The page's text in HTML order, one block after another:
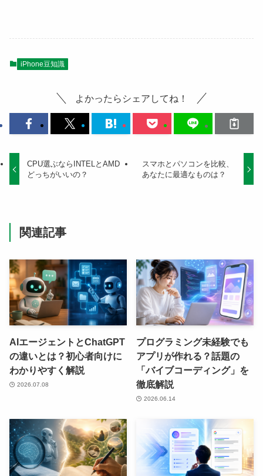
iPhone豆知識
よかったらシェアしてね！
CPU選ぶならINTELとAMD
どっちがいいの？
スマホとパソコンを比較、
あなたに最適なものは？
関連記事
AIエージェントとChatGPT
の違いとは？初心者向けに
わかりやすく解説
2026.07.08
プログラミング未経験でも
アプリが作れる？話題の
「バイブコーディング」を
徹底解説
2026.06.14